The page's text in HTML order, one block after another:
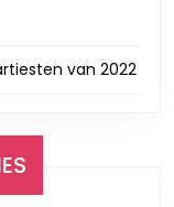
van 2022